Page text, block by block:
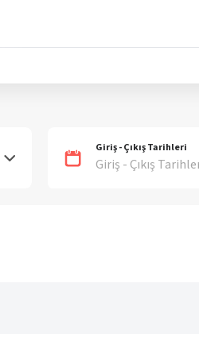
Giriş - Çıkış Tarihleri
Giriş - Çıkış